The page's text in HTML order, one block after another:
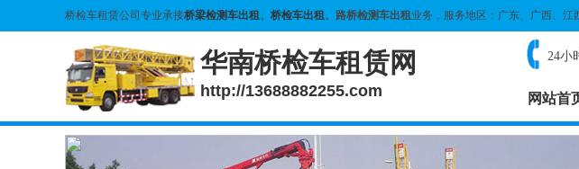
桥检车租赁公司专业承接桥梁检测车出租、 桥检车出租、路桥检测车出租业务，服务地区：广东、广西、江
华南桥检车租赁网
http://13688882255.com
24小
网站首